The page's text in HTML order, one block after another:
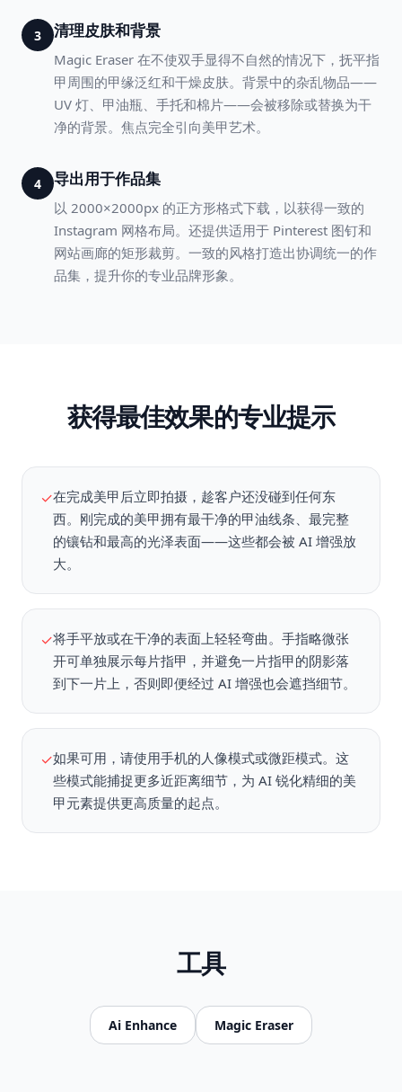
3 清理皮肤和背景
Magic Eraser 在不使双手显得不自然的情况下，抚平指
甲周围的甲缘泛红和干燥皮肤。背景中的杂乱物品——
UV 灯、甲油瓶、手托和棉片——会被移除或替换为干
净的背景。焦点完全引向美甲艺术。
4 导出用于作品集
以 2000×2000px 的正方形格式下载，以获得一致的
Instagram 网格布局。还提供适用于 Pinterest 图钉和
网站画廊的矩形裁剪。一致的风格打造出协调统一的作
品集，提升你的专业品牌形象。
获得最佳效果的专业提示
✓在完成美甲后立即拍摄，趁客户还没碰到任何东
西。刚完成的美甲拥有最干净的甲油线条、最完整
的镶钻和最高的光泽表面——这些都会被 AI 增强放
大。
✓将手平放或在干净的表面上轻轻弯曲。手指略微张
开可单独展示每片指甲，并避免一片指甲的阴影落
到下一片上，否则即便经过 AI 增强也会遮挡细节。
✓如果可用，请使用手机的人像模式或微距模式。这
些模式能捕捉更多近距离细节，为 AI 锐化精细的美
甲元素提供更高质量的起点。
工具
Ai Enhance Magic Eraser